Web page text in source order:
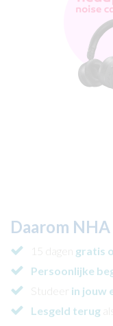
Daarom NHA
15 dagen gratis
Persoonlijke
Studeer in jouw
Lesgeld terug